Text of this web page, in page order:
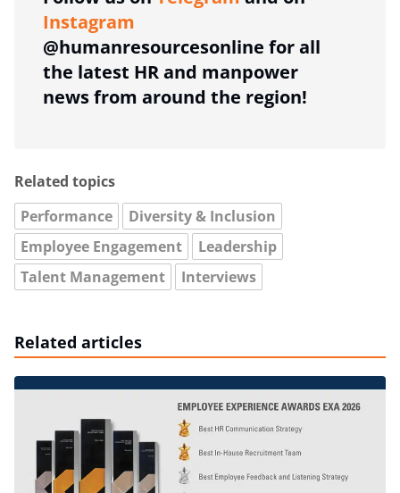
Instagram
@humanresourcesonline for all
the latest HR and manpower
news from around the region!
Related topics
Performance
Diversity & Inclusion
Employee Engagement
Leadership
Talent Management
Interviews
Related articles